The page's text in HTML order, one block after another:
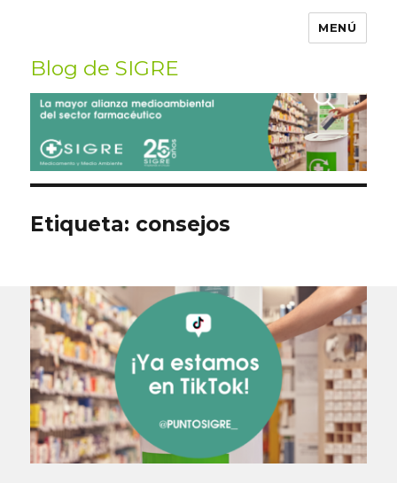
MENÚ
Blog de SIGRE
Buscar
por:
Etiqueta: consejos